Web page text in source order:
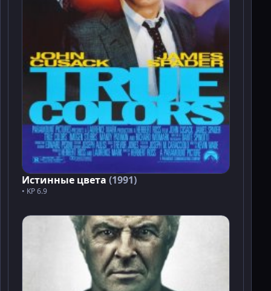
Истинные цвета (1991)
• KP 6.9